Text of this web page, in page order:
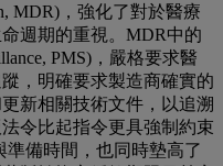
MDR)，強化了對於醫療
週期的重視。MDR中的
PMS)，嚴格要求醫
，明確要求製造商確實的
新相關技術文件，以追溯
令比起指令更具強制約束
準備時間，也同時墊高了